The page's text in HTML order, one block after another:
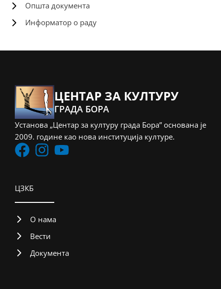
Општа документа
Информатор о раду
ЦЕНТАР ЗА КУЛТУРУ
ГРАДА БОРА
Установа „Центар за културу града Бора” основана је
2009. године као нова институција културе.
ЦЗКБ
О нама
Вести
Документа